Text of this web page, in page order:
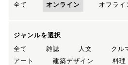
全て
オンライン オフライ
ジャンルを選択
全て
雑誌 人文
クル
アート
建築デザイン 料理